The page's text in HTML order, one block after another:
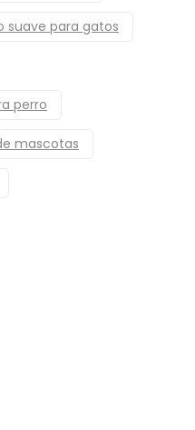
suave para gatos
perro
mascotas